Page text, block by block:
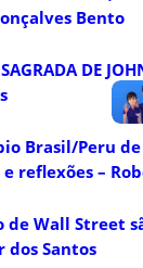
Bento
DE
Brasil/Peru de
reflexões –
Wall Street
dos Santos